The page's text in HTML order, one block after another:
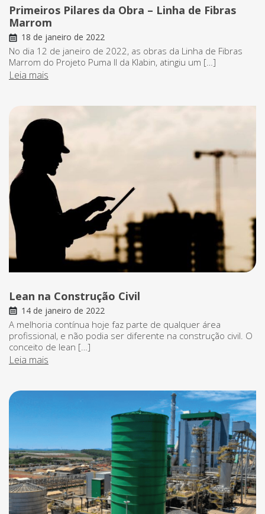
Primeiros Pilares da Obra – Linha de Fibras
Marrom
18 de janeiro de 2022
No dia 12 de janeiro de 2022, as obras da Linha de Fibras
Marrom do Projeto Puma II da Klabin, atingiu um […]
Leia mais
Lean na Construção Civil
14 de janeiro de 2022
A melhoria contínua hoje faz parte de qualquer área
profissional, e não podia ser diferente na construção civil. O
conceito de lean […]
Leia mais